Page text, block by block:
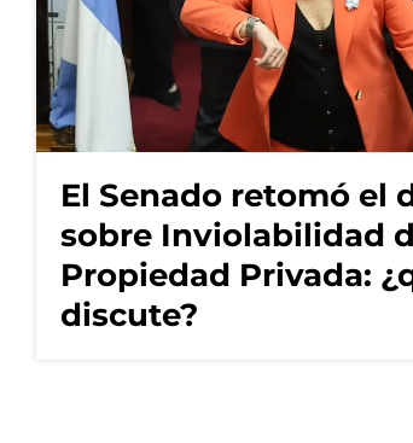
El Senado retomó el
sobre Inviolabilidad
Propiedad Privada:
discute?